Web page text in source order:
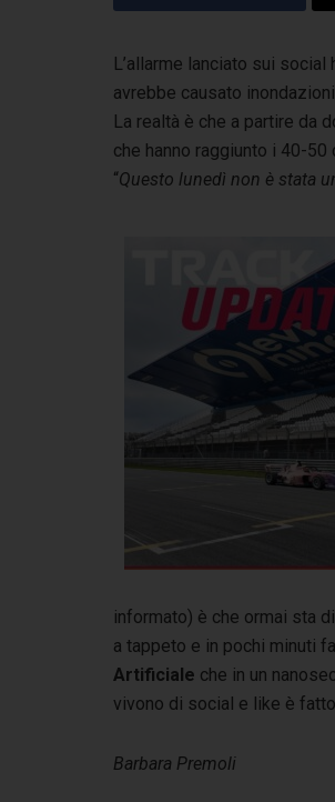
L’allarme lanciato sui
avrebbe causato
La realtà è che a partire da
che hanno raggiunto i 40-
“Questo lunedì non è stata
informato) è che ormai sta
a tappeto e in pochi minuti
Artificiale che in un
vivono di social e like è
Barbara Premoli